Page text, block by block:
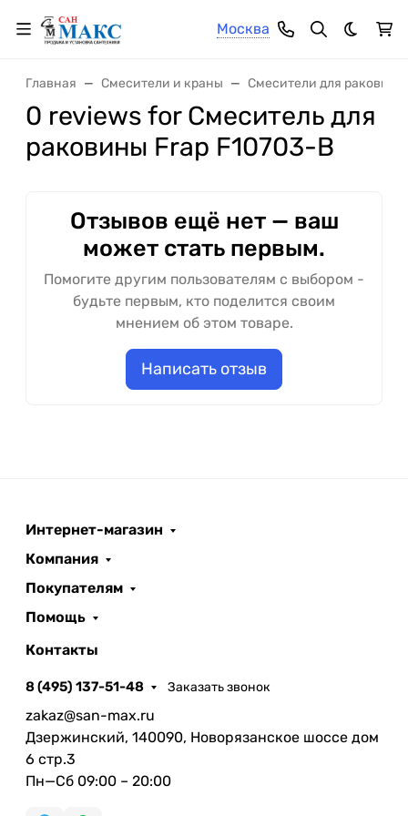
Москва
Темная
Главная Смесители и краны Смесители для раковины
0 reviews for Смеситель для
раковины Frap F10703-B
Отзывов ещё нет — ваш
может стать первым.
Помогите другим пользователям с выбором -
будьте первым, кто поделится своим
мнением об этом товаре.
Написать отзыв
Интернет-магазин
Компания
Покупателям
Помощь
Контакты
8 (495) 137-51-48 Заказать звонок
zakaz@san-max.ru
Дзержинский, 140090, Новорязанское шоссе дом
6 стр.3
Пн—Сб 09:00 – 20:00